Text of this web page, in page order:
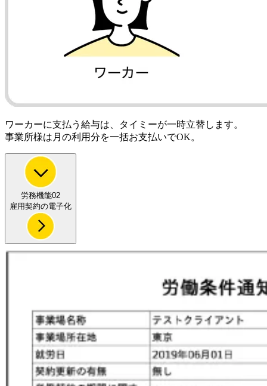
ワーカーに支払う給与は、タイミーが一時立替します。
事業所様は月の利用分を一括お支払いでOK。
労務機能02
雇用契約の電子化